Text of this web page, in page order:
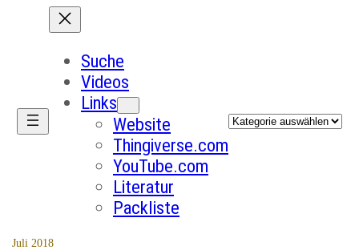
Suche
Videos
Links
Website
Thingiverse.com
YouTube.com
Literatur
Packliste
Kategorien
Juli 2018